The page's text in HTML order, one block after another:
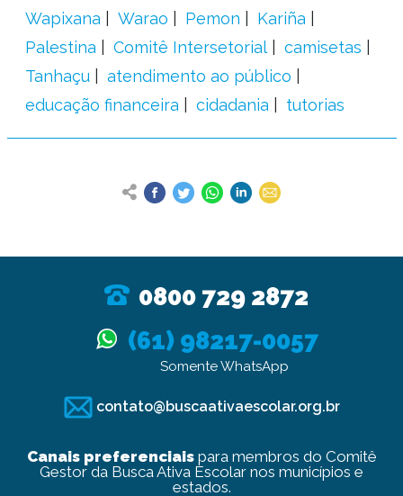
Wapixana
Warao Pemon
Kariña
Palestina
Comitê Intersetorial
camisetas
Tanhaçu
atendimento ao público
educação financeira
cidadania tutorias
0800 729 2872
(61) 98217-0057
Somente WhatsApp
contato@buscaativaescolar.org.br
Canais preferenciaispara membros do Comitê
Gestor da Busca Ativa Escolar nos municípios e
estados.